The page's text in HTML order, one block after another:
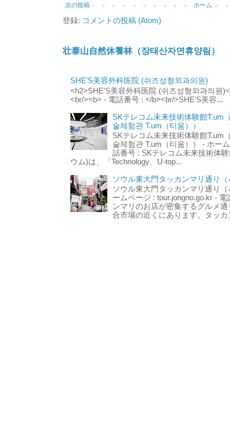
次の投稿 ホーム
登録: コメントの投稿 (Atom)
壮泰山自然休養林（장태산자연휴양림）
SHE'S美容外科医院 (쉬즈성형외과의원)
<h2>SHE'S美容外科医院 (쉬즈성형외과의원
<br/><b> - 電話番号 : </b><br/>SHE'S美容...
SKテレコム未来技術体験館T.um
술체험관 T.um（티움））
SKテレコム未来技術体験館T.um
술체험관 T.um（티움）） - ホー
話番号 : SKテレコム未来技術体
ウム)は、「Technology、U-top...
ソウル東大門タッカンマリ通り
ソウル東大門タッカンマリ通り
ームページ : tour.jongno.go.kr -
ンマリのお店が密集するグルメ
合市場の近くにあります。タッ